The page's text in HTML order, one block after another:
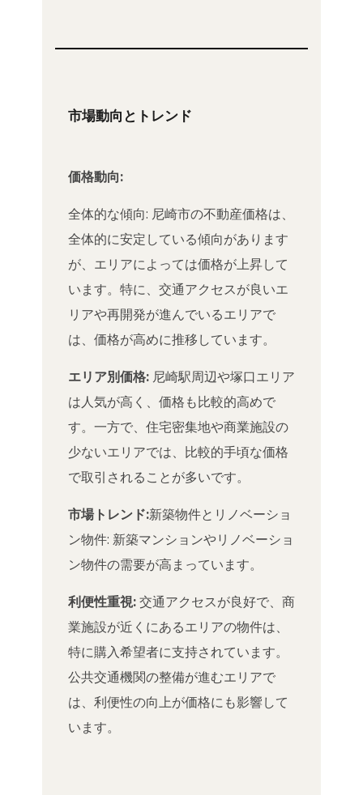
市場動向とトレンド
価格動向:
全体的な傾向: 尼崎市の不動産価格は、
全体的に安定している傾向があります
が、エリアによっては価格が上昇して
います。特に、交通アクセスが良いエ
リアや再開発が進んでいるエリアで
は、価格が高めに推移しています。
エリア別価格:尼崎駅周辺や塚口エリア
は人気が高く、価格も比較的高めで
す。一方で、住宅密集地や商業施設の
少ないエリアでは、比較的手頃な価格
で取引されることが多いです。
市場トレンド:新築物件とリノベーショ
ン物件: 新築マンションやリノベーショ
ン物件の需要が高まっています。
利便性重視:交通アクセスが良好で、商
業施設が近くにあるエリアの物件は、
特に購入希望者に支持されています。
公共交通機関の整備が進むエリアで
は、利便性の向上が価格にも影響して
います。